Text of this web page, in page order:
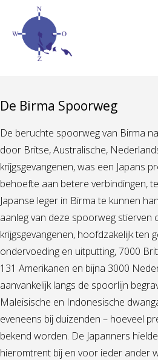
De Birma Spoorweg
De beruchte spoorweg van Birma
door Britse, Australische,
krijgsgevangenen, was een Japans
behoefte aan betere verbindingen,
Japanse leger in Birma te kunnen
aanleg van deze spoorweg stierven
krijgsgevangenen, hoofdzakelijk ten
ondervoeding en uitputting, 7000
131 Amerikanen en bijna 3000
aanvankelijk langs de spoorlijn
Maleisische en Indonesische
eveneens bij duizenden – hoeveel
bekend worden. De Japanners
hieromtrent bij en voor ieder ander